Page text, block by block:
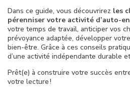
Dans ce guide, vous découvrirez les
pérenniser votre activité d’auto-
votre temps de travail, anticiper vos
prévoyance adaptée, développer
bien-être. Grâce à ces conseils
d’une activité indépendante durable
Prêt(e) à construire votre succès
votre lecture !